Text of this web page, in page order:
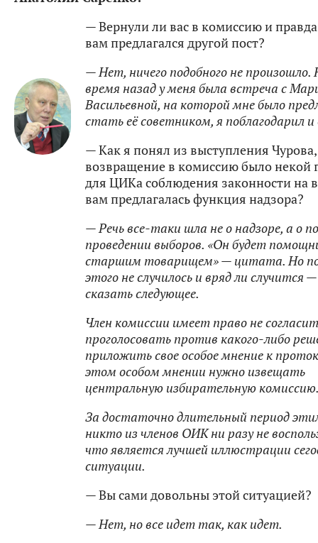
— Вернули ли вас в комиссию и
вам предлагался другой пост?
— Нет, ничего подобного не произошло.
время назад у меня была встреча с
Васильевной, на которой мне было
стать её советником, я поблагодарил
— Как я понял из выступления
возвращение в комиссию было некой
для ЦИКа соблюдения законности на
вам предлагалась функция надзора?
— Речь все-таки шла не о надзоре, а о
проведении выборов. «Он будет
старшим товарищем» — цитата. Но
этого не случилось и вряд ли случится
сказать следующее.
Член комиссии имеет право не
проголосовать против какого-либо
приложить свое особое мнение к
этом особом мнении нужно извещать
центральную избирательную
За достаточно длительный период
никто из членов ОИК ни разу не
что является лучшей иллюстрации
ситуации.
— Вы сами довольны этой ситуацией?
— Нет, но все идет так, как идет.